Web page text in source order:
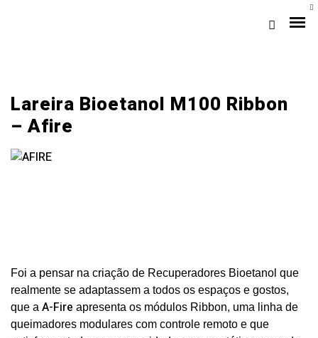
Assistência
Pós-venda
Lareira Bioetanol M100 Ribbon
– Afire
Foi a pensar na criação de Recuperadores Bioetanol que
realmente se adaptassem a todos os espaços e gostos,
que a A-Fire apresenta os módulos Ribbon, uma linha de
queimadores modulares com controle remoto e que